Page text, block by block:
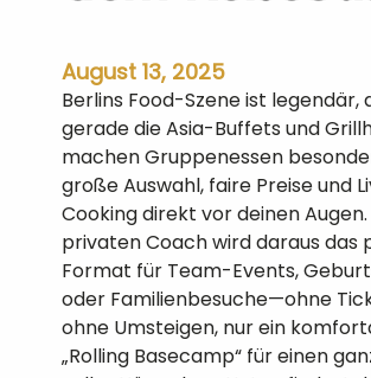
August 13, 2025
Berlins Food-Szene ist legendär,
gerade die Asia-Buffets und
machen Gruppenessen
große Auswahl, faire Preise und
Cooking direkt vor deinen
privaten Coach wird daraus das
Format für Team-Events,
oder Familienbesuche—ohne
ohne Umsteigen, nur ein
„Rolling Basecamp“ für einen